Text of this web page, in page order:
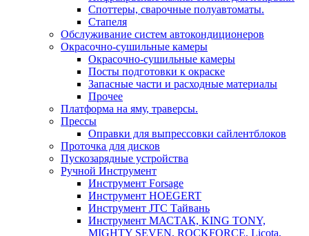
Споттеры, сварочные полуавтоматы.
Стапеля
Обслуживание систем автокондиционеров
Окрасочно-сушильные камеры
Окрасочно-сушильные камеры
Посты подготовки к окраске
Запасные части и расходные материалы
Прочее
Платформа на яму, траверсы.
Прессы
Оправки для выпрессовки сайлентблоков
Проточка для дисков
Пускозарядные устройства
Ручной Инструмент
Инструмент Forsage
Инструмент HOEGERT
Инструмент JTC Тайвань
Инструмент МАСТАК, KING TONY,
MIGHTY SEVEN, ROCKFORCE, Licota,